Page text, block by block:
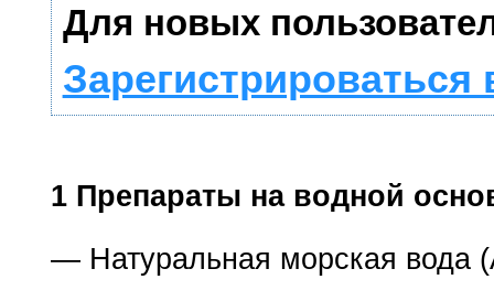
Для новых
Зарегистрироваться
1 Препараты на водной
— Натуральная морская